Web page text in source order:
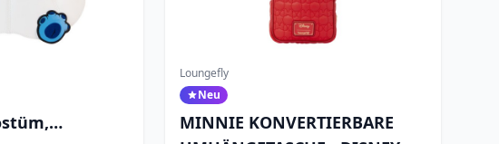
Loungefly
Neu
MINNIE KONVERTIERBARE